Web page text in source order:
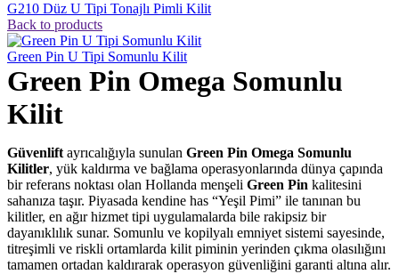
G210 Düz U Tipi Tonajlı Pimli Kilit
Back to products
Green Pin U Tipi Somunlu Kilit
Green Pin Omega Somunlu
Kilit
Güvenlift ayrıcalığıyla sunulan Green Pin Omega Somunlu
Kilitler, yük kaldırma ve bağlama operasyonlarında dünya çapında
bir referans noktası olan Hollanda menşeli Green Pin kalitesini
sahanıza taşır. Piyasada kendine has “Yeşil Pimi” ile tanınan bu
kilitler, en ağır hizmet tipi uygulamalarda bile rakipsiz bir
dayanıklılık sunar. Somunlu ve kopilyalı emniyet sistemi sayesinde,
titreşimli ve riskli ortamlarda kilit piminin yerinden çıkma olasılığını
tamamen ortadan kaldırarak operasyon güvenliğini garanti altına alır.